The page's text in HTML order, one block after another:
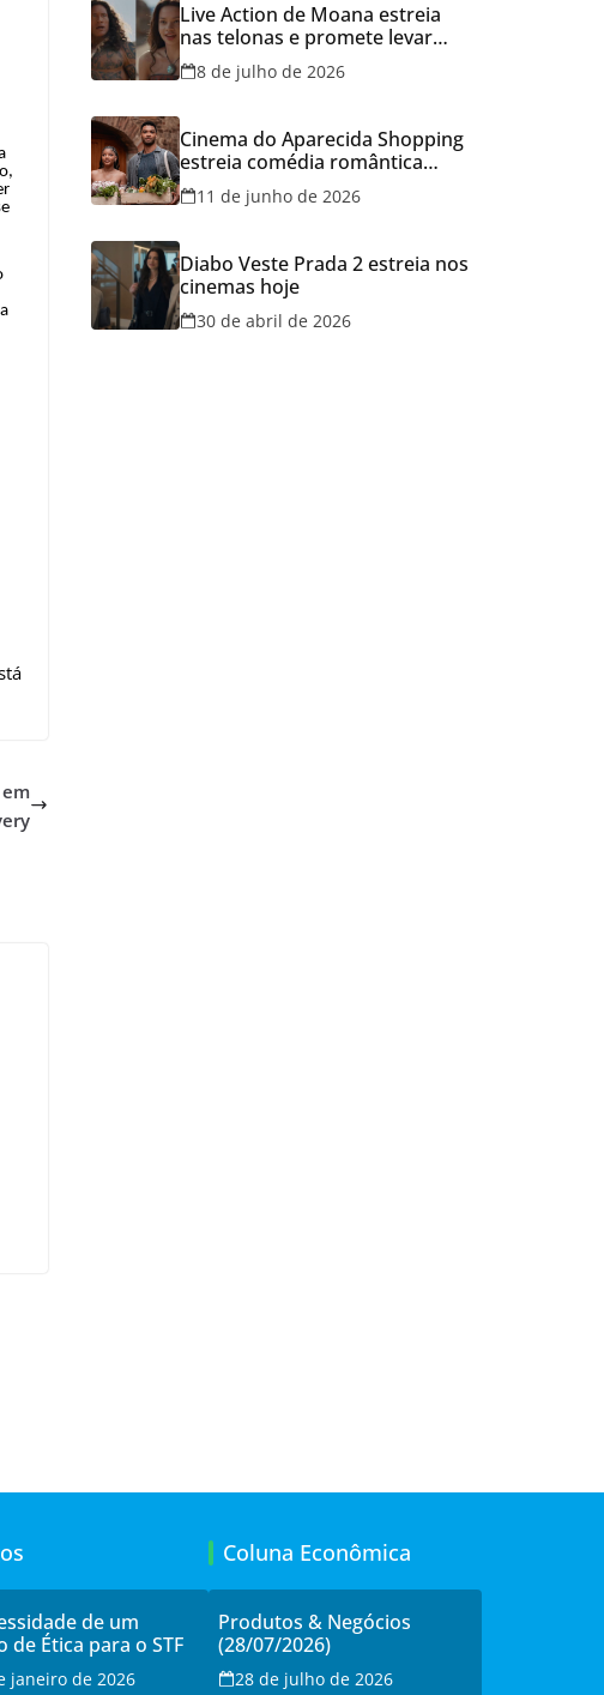
Live Action de Moana estreia
nas telonas e promete levar
aventura e emoção ao Cineflix
do Aparecida Shopping
8 de julho de 2026
Cinema do Aparecida Shopping
estreia comédia romântica
ambientada na Itália, hoje e
lança promoção para o Dia dos
11 de junho de 2026
Diabo Veste Prada 2 estreia nos
cinemas hoje
30 de abril de 2026
de um
de Ética para o STF
janeiro de 2026
Coluna Econômica
Produtos & Negócios
(28/07/2026)
28 de julho de 2026